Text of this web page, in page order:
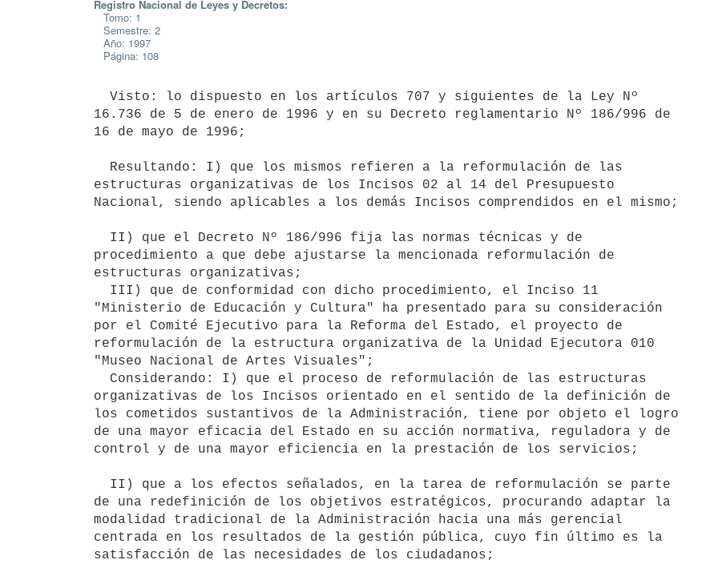
Registro Nacional de Leyes y Decretos:
Tomo: 1
Semestre: 2
Año: 1997
Página: 108
16.736 de 5 de enero de 1996 y en su Decreto reglamentario Nº 186/996 de
16 de mayo de 1996;
estructuras organizativas de los Incisos 02 al 14 del Presupuesto
Nacional, siendo aplicables a los demás Incisos comprendidos en el mismo;
procedimiento a que debe ajustarse la mencionada reformulación de
estructuras organizativas;
"Ministerio de Educación y Cultura" ha presentado para su consideración
por el Comité Ejecutivo para la Reforma del Estado, el proyecto de
reformulación de la estructura organizativa de la Unidad Ejecutora 010
"Museo Nacional de Artes Visuales";
organizativas de los Incisos orientado en el sentido de la definición de
los cometidos sustantivos de la Administración, tiene por objeto el logro
de una mayor eficacia del Estado en su acción normativa, reguladora y de
control y de una mayor eficiencia en la prestación de los servicios;
de una redefinición de los objetivos estratégicos, procurando adaptar la
modalidad tradicional de la Administración hacia una más gerencial
centrada en los resultados de la gestión pública, cuyo fin último es la
satisfacción de las necesidades de los ciudadanos;